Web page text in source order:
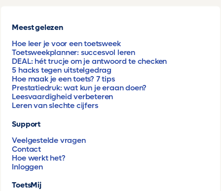
Meest gelezen
Hoe leer je voor een toetsweek
Toetsweekplanner: succesvol leren
DEAL: hét trucje om je antwoord te checken
5 hacks tegen uitstelgedrag
Hoe maak je een toets? 7 tips
Prestatiedruk: wat kun je eraan doen?
Leesvaardigheid verbeteren
Leren van slechte cijfers
Support
Veelgestelde vragen
Contact
Hoe werkt het?
Inloggen
ToetsMij